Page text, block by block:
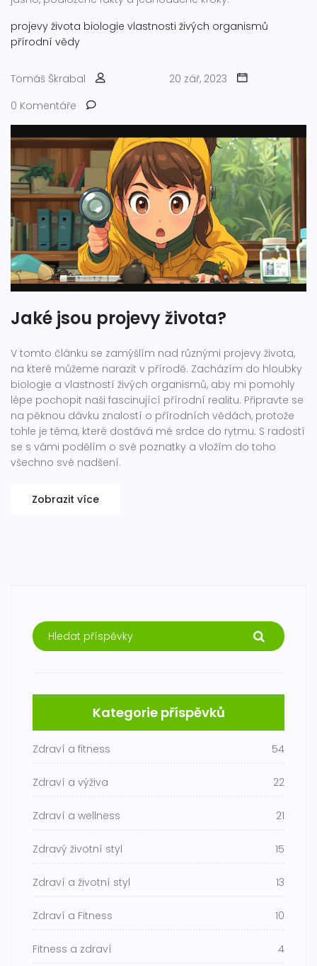
projevy života biologie vlastnosti živých organismů
přírodní vědy
Tomáš Škrabal
20 zář, 2023
0 Komentáře
Jaké jsou projevy života?
V tomto článku se zamýšlím nad různými projevy života,
na které můžeme narazit v přírodě. Zacházím do hloubky
biologie a vlastností živých organismů, aby mi pomohly
lépe pochopit naši fascinující přírodní realitu. Připravte se
na pěknou dávku znalostí o přírodních vědách, protože
tohle je téma, které dostává mé srdce do rytmu. S radostí
se s vámi podělím o své poznatky a vložím do toho
všechno své nadšení.
Zobrazit více
Kategorie příspěvků
Zdraví a fitness 54
Zdraví a výživa 22
Zdraví a wellness 21
Zdravý životní styl 15
Zdraví a životní styl 13
Zdraví a Fitness 10
Fitness a zdraví 4